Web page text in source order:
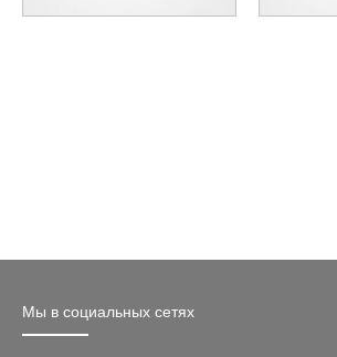
Мы в социальных сетях